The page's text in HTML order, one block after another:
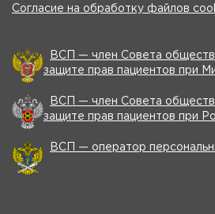
Согласие на обработку файлов
ВСП — член Совета
защите прав пациентов при
ВСП — член Совета
защите прав пациентов при
ВСП — оператор